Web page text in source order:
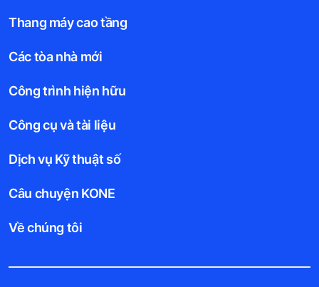
Thang máy cao tầng
Các tòa nhà mới
Công trình hiện hữu
Công cụ và tài liệu
Dịch vụ Kỹ thuật số
Câu chuyện KONE
Về chúng tôi